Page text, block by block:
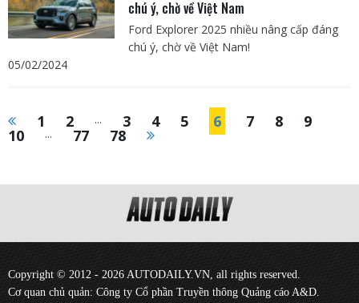
chú ý, chờ về Việt Nam
Ford Explorer 2025 nhiều nâng cấp đáng
chú ý, chờ về Việt Nam!
05/02/2024
1 2 ... 3 4 5 6 7 8 9
10 ... 77 78
Copyright © 2012 - 2026 AUTODAILY.VN, all rights reserved.
Cơ quan chủ quản: Công ty Cổ phần Truyền thông Quảng cáo A&D.